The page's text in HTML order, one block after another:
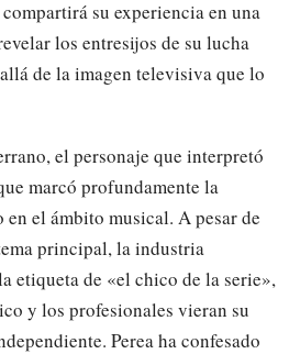
su experiencia en una
los entresijos de su lucha
de la imagen televisiva que lo
el personaje que interpretó
marcó profundamente la
el ámbito musical. A pesar de
principal, la industria
etiqueta de «el chico de la serie»,
y los profesionales vieran su
Perea ha confesado